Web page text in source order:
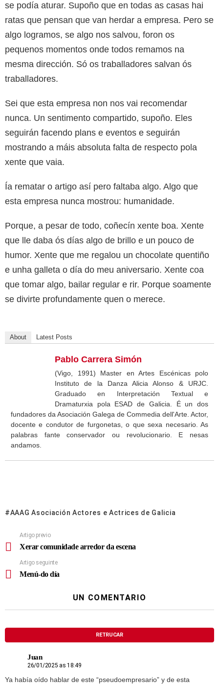
se podía aturar. Supoño que en todas as casas hai
ratas que pensan que van herdar a empresa. Pero se
algo logramos, se algo nos salvou, foron os
pequenos momentos onde todos remamos na
mesma dirección. Só os traballadores salvan ós
traballadores.
Sei que esta empresa non nos vai recomendar
nunca. Un sentimento compartido, supoño. Eles
seguirán facendo plans e eventos e seguirán
mostrando a máis absoluta falta de respecto pola
xente que vaia.
Ía rematar o artigo así pero faltaba algo. Algo que
esta empresa nunca mostrou: humanidade.
Porque, a pesar de todo, coñecín xente boa. Xente
que lle daba ós días algo de brillo e un pouco de
humor. Xente que me regalou un chocolate quentiño
e unha galleta o día do meu aniversario. Xente coa
que tomar algo, bailar regular e rir. Porque soamente
se divirte profundamente quen o merece.
About Latest Posts
Pablo Carrera Simón
(Vigo, 1991) Master en Artes Escénicas polo
Instituto de la Danza Alicia Alonso & URJC.
Graduado en Interpretación Textual e
Dramaturxia pola ESAD de Galicia. É un dos
fundadores da Asociación Galega de Commedia dell'Arte. Actor,
docente e condutor de furgonetas, o que sexa necesario. As
palabras fante conservador ou revolucionario. E nesas
andamos.
AAAG Asociación Actores e Actrices de Galicia
Artigo previo
Xerar comunidade arredor da escena
Artigo seguinte
Menú-do día
UN COMENTARIO
RETRUCAR
Juan
26/01/2025 as 18:49
Ya había oído hablar de este “pseudoempresario” y de esta